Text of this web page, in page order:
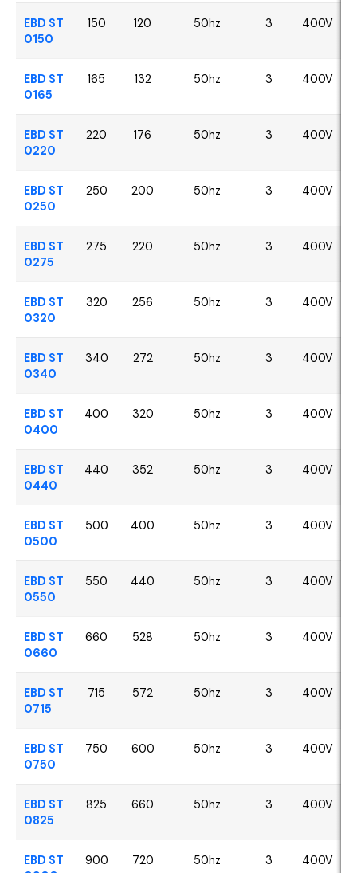
EBD ST
0150
150 120 50hz 3 400V
EBD ST
0165
165 132 50hz 3 400V
EBD ST
0220
220 176 50hz 3 400V
EBD ST
0250
250 200 50hz 3 400V
EBD ST
0275
275 220 50hz 3 400V
EBD ST
0320
320 256 50hz 3 400V
EBD ST
0340
340 272 50hz 3 400V
EBD ST
0400
400 320 50hz 3 400V
EBD ST
0440
440 352 50hz 3 400V
EBD ST
0500
500 400 50hz 3 400V
EBD ST
0550
550 440 50hz 3 400V
EBD ST
0660
660 528 50hz 3 400V
EBD ST
0715
715 572 50hz 3 400V
EBD ST
0750
750 600 50hz 3 400V
EBD ST
0825
825 660 50hz 3 400V
EBD ST
900 720 50hz 3 400V